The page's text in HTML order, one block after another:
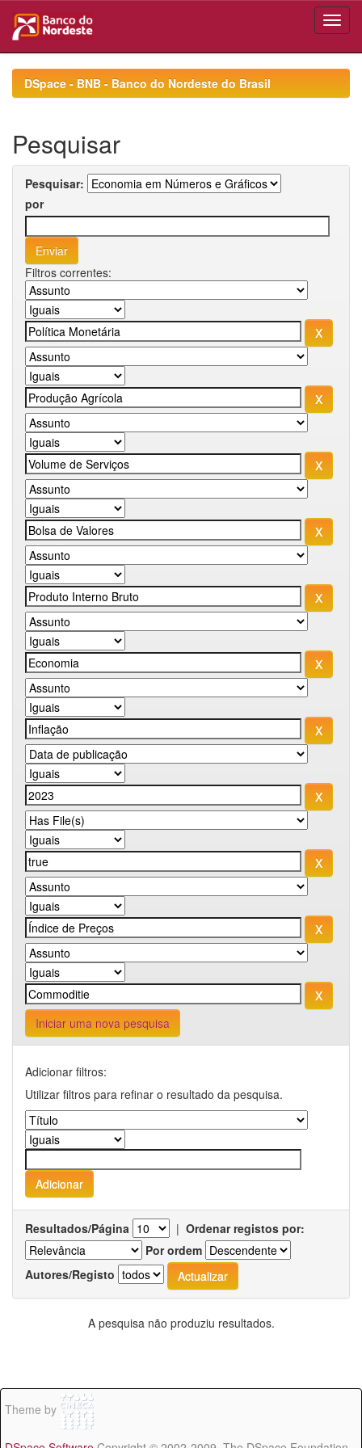
navigationDSpace - BNB - Banco do Nordeste do Brasil
Pesquisar
Pesquisar:
por
Filtros correntes:
Iniciar uma nova pesquisa
Adicionar filtros:
Utilizar filtros para refinar o resultado da pesquisa.
Resultados/Página | Ordenar registos por:
Por ordem
Autores/Registo
A pesquisa não produziu resultados.
Theme by